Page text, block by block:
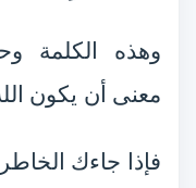
وهذه الكلمة
معنى أن يكون
فإذا جاءك